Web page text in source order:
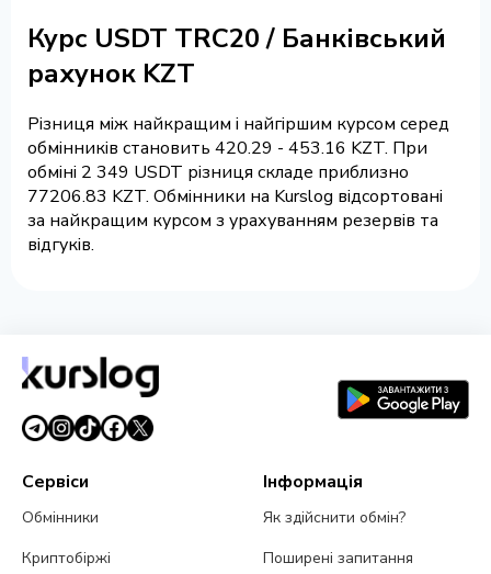
Курс USDT TRC20 / Банківський
рахунок KZT
Різниця між найкращим і найгіршим курсом серед
обмінників становить 420.29 - 453.16 KZT. При
обміні 2 349 USDT різниця складе приблизно
77206.83 KZT. Обмінники на Kurslog відсортовані
за найкращим курсом з урахуванням резервів та
відгуків.
Сервіси
Обмінники
Криптобіржі
Інформація
Як здійснити обмін?
Поширені запитання